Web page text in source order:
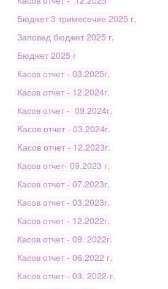
Бюджет 3 тримесечие 2025 г.
Заповед бюджет 2025 г.
Бюджет 2025 г
Касов отчет - 03.2025г.
Касов отчет - 12.2024г.
Касов отчет - 09.2024г.
Kасов отчет - 03.2024г.
Kасов отчет - 12.2023г.
Касов отчет- 09.2023 г.
Касов отчет - 07.2023г.
Касов отчет - 03.2023г.
Касов отчет - 12.2022г.
Касов отчет - 09. 2022г.
Касов отчет - 06.2022 г.
Касов отчет - 03. 2022-г.